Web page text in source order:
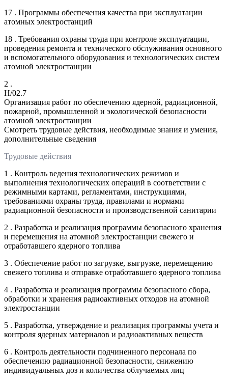
17 . Программы обеспечения качества при эксплуатации
атомных электростанций
18 . Требования охраны труда при контроле эксплуатации,
проведения ремонта и технического обслуживания основного
и вспомогательного оборудования и технологических систем
атомной электростанции
2 .
H/02.7
Организация работ по обеспечению ядерной, радиационной,
пожарной, промышленной и экологической безопасности
атомной электростанции
Смотреть трудовые действия, необходимые знания и умения,
дополнительные сведения
Трудовые действия
1 . Контроль ведения технологических режимов и
выполнения технологических операций в соответствии с
режимными картами, регламентами, инструкциями,
требованиями охраны труда, правилами и нормами
радиационной безопасности и производственной санитарии
2 . Разработка и реализация программы безопасного хранения
и перемещения на атомной электростанции свежего и
отработавшего ядерного топлива
3 . Обеспечение работ по загрузке, выгрузке, перемещению
свежего топлива и отправке отработавшего ядерного топлива
4 . Разработка и реализация программы безопасного сбора,
обработки и хранения радиоактивных отходов на атомной
электростанции
5 . Разработка, утверждение и реализация программы учета и
контроля ядерных материалов и радиоактивных веществ
6 . Контроль деятельности подчиненного персонала по
обеспечению радиационной безопасности, снижению
индивидуальных доз и количества облучаемых лиц